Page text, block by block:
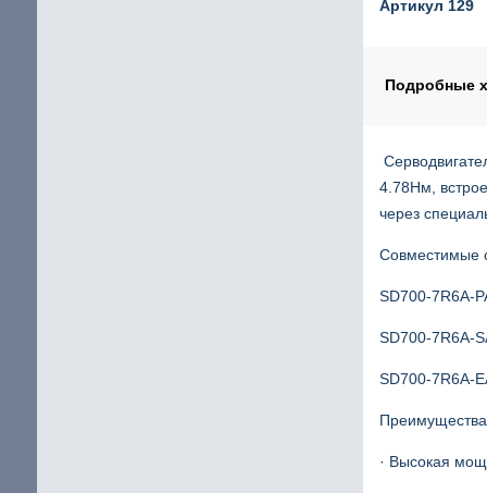
Шаговый двигатель с повышенным крутящим
Артикул 129
Подробные
4.78Нм,
через
Совместимые
SD700-7R6A-
SD700-7R6A-
SD700-7R6A-
Преимущества
· Высокая